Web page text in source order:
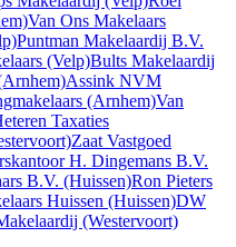
Van Ons Makelaars
Puntman Makelaardij B.V.
(Velp)Bults Makelaardij
Assink NVM
(Arnhem)Van
Taxaties
Zaat Vastgoed
H. Dingemans B.V.
B.V. (Huissen)Ron Pieters
Huissen (Huissen)DW
(Westervoort)